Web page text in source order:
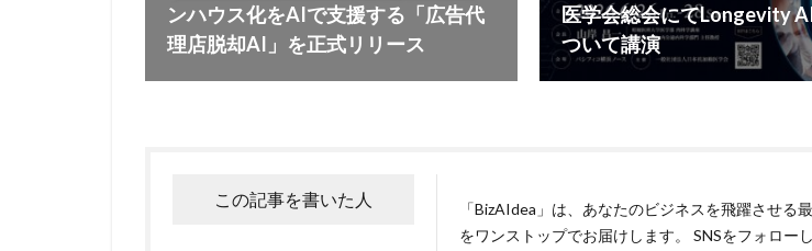
ンハウス化をAIで支援する「広告代
理店脱却AI」を正式リリース
医学会総会にてLongevity
ついて講演
この記事を書いた人
「BizAIdea」は、あなたのビジネスを飛躍させる
をワンストップでお届けします。 SNSをフォロー